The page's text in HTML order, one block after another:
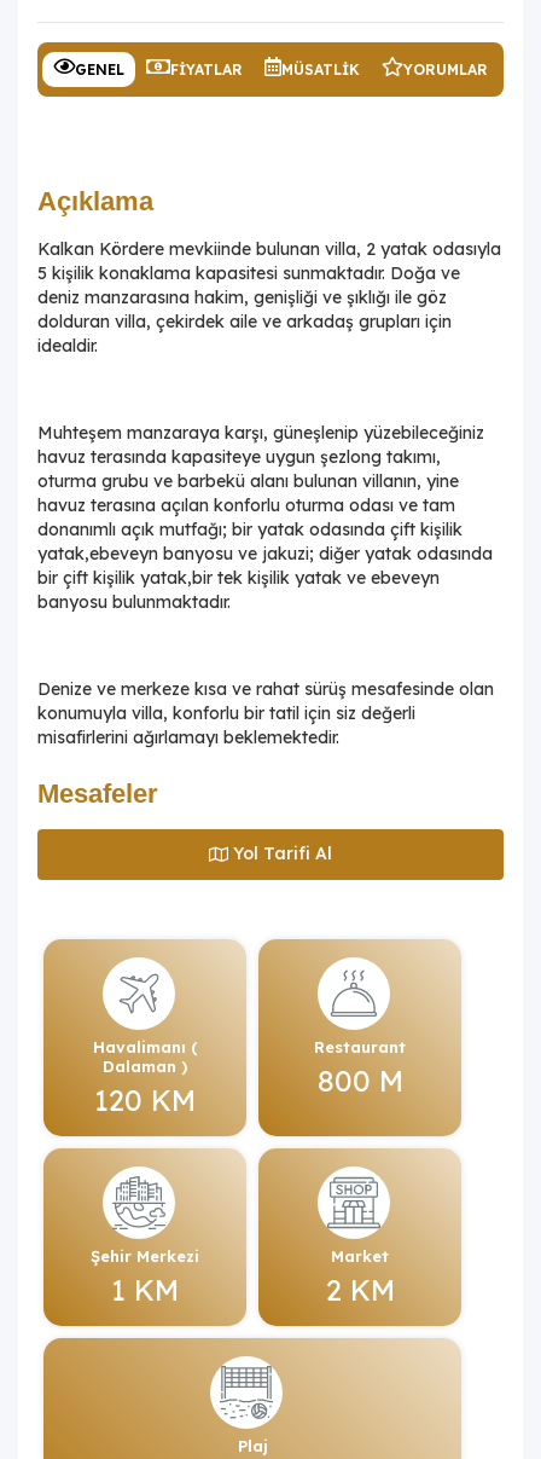
GENEL FIYATLAR MÜSATLIK YORUMLAR
Açıklama
Kalkan Kördere mevkiinde bulunan villa, 2 yatak odasıyla
5 kişilik konaklama kapasitesi sunmaktadır. Doğa ve
deniz manzarasına hakim, genişliği ve şıklığı ile göz
dolduran villa, çekirdek aile ve arkadaş grupları için
idealdir.
Muhteşem manzaraya karşı, güneşlenip yüzebileceğiniz
havuz terasında kapasiteye uygun şezlong takımı,
oturma grubu ve barbekü alanı bulunan villanın, yine
havuz terasına açılan konforlu oturma odası ve tam
donanımlı açık mutfağı; bir yatak odasında çift kişilik
yatak,ebeveyn banyosu ve jakuzi; diğer yatak odasında
bir çift kişilik yatak,bir tek kişilik yatak ve ebeveyn
banyosu bulunmaktadır.
Denize ve merkeze kısa ve rahat sürüş mesafesinde olan
konumuyla villa, konforlu bir tatil için siz değerli
misafirlerini ağırlamayı beklemektedir.
Mesafeler
Yol Tarifi Al
Havalimanı (
Dalaman )
120 KM
Restaurant
800 M
Şehir Merkezi
1 KM
Market
2 KM
Plaj